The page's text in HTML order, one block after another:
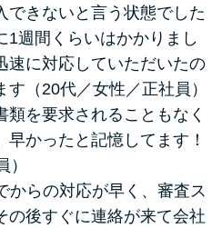
できないと言う状態でした
1週間くらいはかかりまし
速に対応していただいたの
（20代／女性／正社員）
を要求されることもなく
かったと記憶してます！
）
からの対応が早く、審査ス
の後すぐに連絡が来て会社